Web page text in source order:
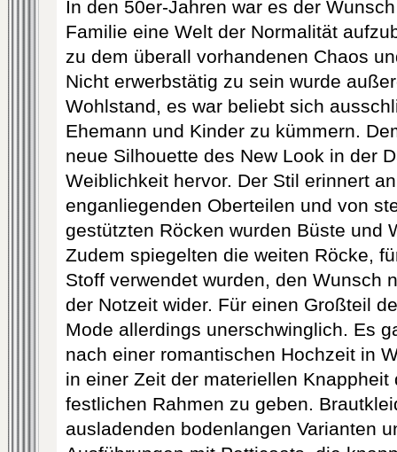
In den 50er-Jahren war es der
Familie eine Welt der Normalität
zu dem überall vorhandenen Chaos
Nicht erwerbstätig zu sein wurde
Wohlstand, es war beliebt sich
Ehemann und Kinder zu kümmern.
neue Silhouette des New Look in der
Weiblichkeit hervor. Der Stil erinnert
enganliegenden Oberteilen und von
gestützten Röcken wurden Büste und
Zudem spiegelten die weiten Röcke,
Stoff verwendet wurden, den Wunsch
der Notzeit wider. Für einen Großteil
Mode allerdings unerschwinglich. Es
nach einer romantischen Hochzeit in
in einer Zeit der materiellen Knappheit
festlichen Rahmen zu geben.
ausladenden bodenlangen Varianten